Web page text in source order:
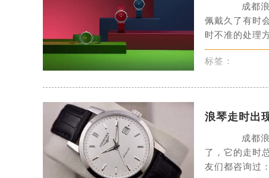
黑龙江省鸡西市鸡冠区红军路浪琴售
黑龙江省佳木斯市向阳区长安路浪
黑龙江省牡丹江市东安区太平路浪琴
黑龙江省七台河市桃山区大同街浪琴
黑龙江省齐齐哈尔市龙沙区龙华路浪
黑龙江省双鸭山市尖山区新兴大街浪
黑龙江省绥化市北林区新华街与康庄
黑龙江省伊春市伊美区通河路浪琴售
吉林省白城市洮北区明仁南街浪琴售
吉林省白山市浑江区浑江大街浪琴售
吉林省吉林市船营区河南街浪琴售后
成都浪
佩戴久了有时
时不准的处
标签：
浪琴走时出
成都浪琴
了，它的走时
友们都咨询过